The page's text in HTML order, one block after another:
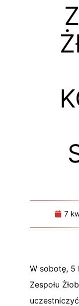
7
W sobotę, 5
Zespołu